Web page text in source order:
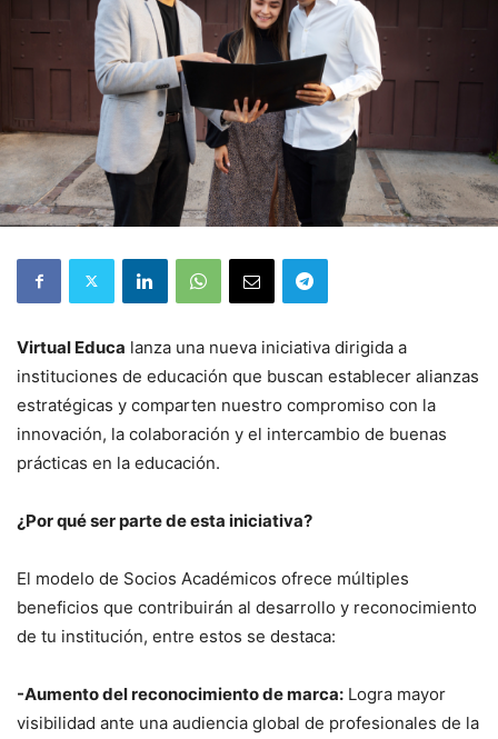
Virtual Educa lanza una nueva iniciativa dirigida a
instituciones de educación que buscan establecer alianzas
estratégicas y comparten nuestro compromiso con la
innovación, la colaboración y el intercambio de buenas
prácticas en la educación.
¿Por qué ser parte de esta iniciativa?
El modelo de Socios Académicos ofrece múltiples
beneficios que contribuirán al desarrollo y reconocimiento
de tu institución, entre estos se destaca:
-Aumento del reconocimiento de marca: Logra mayor
visibilidad ante una audiencia global de profesionales de la